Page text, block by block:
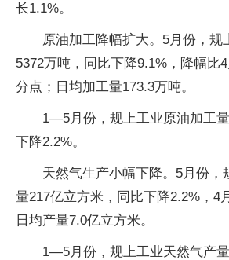
长1.1%。
原油加工降幅扩大。5月份，规
5372万吨，同比下降9.1%，降幅比
分点；日均加工量173.3万吨。
1—5月份，规上工业原油加工
下降2.2%。
天然气生产小幅下降。5月份，
量217亿立方米，同比下降2.2%，4
日均产量7.0亿立方米。
1—5月份，规上工业天然气产量